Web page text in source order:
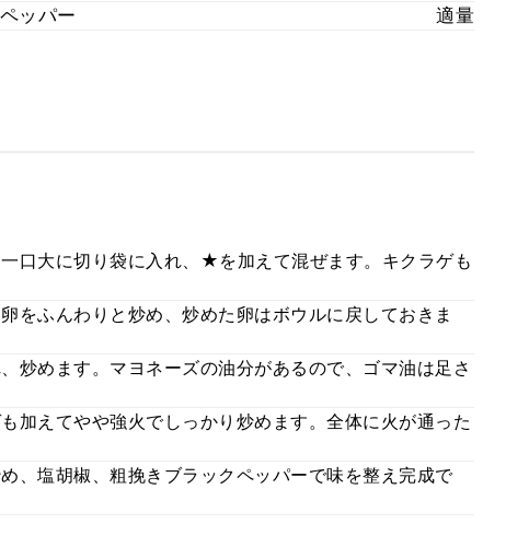
ッパー
適量
口大に切り袋に入れ、★を加えて混ぜます。キクラゲも
をふんわりと炒め、炒めた卵はボウルに戻しておきま
炒めます。マヨネーズの油分があるので、ゴマ油は足さ
加えてやや強火でしっかり炒めます。全体に火が通った
、塩胡椒、粗挽きブラックペッパーで味を整え完成で